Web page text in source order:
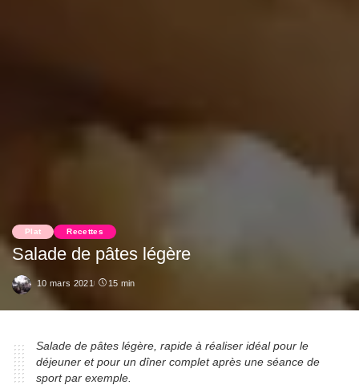
Plat Recettes
Salade de pâtes légère
10 mars 2021 15 min
Salade de pâtes légère, rapide à réaliser idéal pour le
déjeuner et pour un dîner complet après une séance de
sport par exemple.